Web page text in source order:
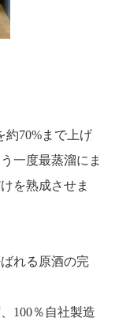
約70%まで上げ
一度最蒸溜にま
を熟成させま
れる原酒の完
100％自社製造